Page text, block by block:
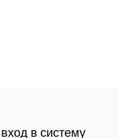
в систему